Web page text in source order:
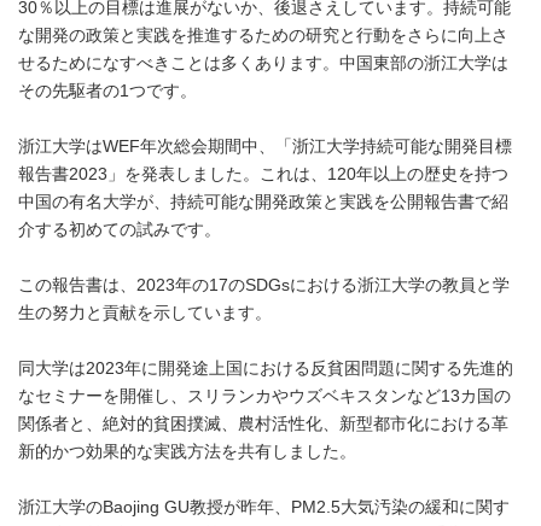
30％以上の目標は進展がないか、後退さえしています。持続可能
な開発の政策と実践を推進するための研究と行動をさらに向上さ
せるためになすべきことは多くあります。中国東部の浙江大学は
その先駆者の1つです。
浙江大学はWEF年次総会期間中、「浙江大学持続可能な開発目標
報告書2023」を発表しました。これは、120年以上の歴史を持つ
中国の有名大学が、持続可能な開発政策と実践を公開報告書で紹
介する初めての試みです。
この報告書は、2023年の17のSDGsにおける浙江大学の教員と学
生の努力と貢献を示しています。
同大学は2023年に開発途上国における反貧困問題に関する先進的
なセミナーを開催し、スリランカやウズベキスタンなど13カ国の
関係者と、絶対的貧困撲滅、農村活性化、新型都市化における革
新的かつ効果的な実践方法を共有しました。
浙江大学のBaojing GU教授が昨年、PM2.5大気汚染の緩和に関す